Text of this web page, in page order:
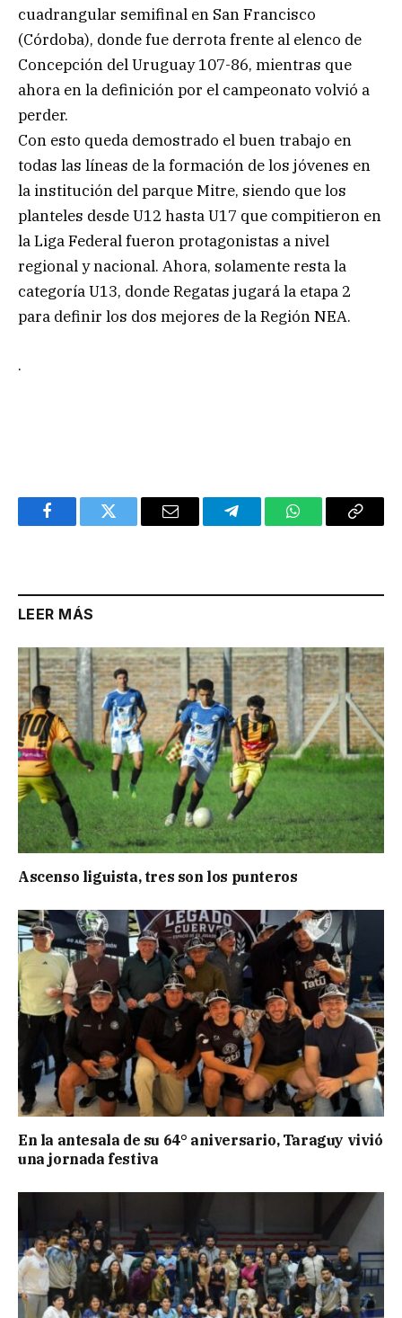
cuadrangular semifinal en San Francisco
(Córdoba), donde fue derrota frente al elenco de
Concepción del Uruguay 107-86, mientras que
ahora en la definición por el campeonato volvió a
perder.
Con esto queda demostrado el buen trabajo en
todas las líneas de la formación de los jóvenes en
la institución del parque Mitre, siendo que los
planteles desde U12 hasta U17 que compitieron en
la Liga Federal fueron protagonistas a nivel
regional y nacional. Ahora, solamente resta la
categoría U13, donde Regatas jugará la etapa 2
para definir los dos mejores de la Región NEA.
.
FacebookTwitter Email TelegramWhatsAppCopy
LEER MÁS
Ascenso liguista, tres son los punteros
En la antesala de su 64° aniversario, Taraguy vivió
una jornada festiva